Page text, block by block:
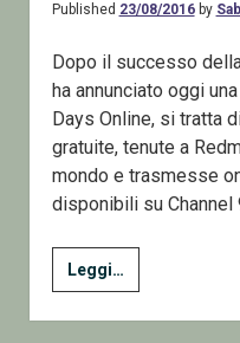
Published 23/08/2016by
Dopo il successo
ha annunciato oggi
Days Online, si tratta
gratuite, tenute a
mondo e trasmesse
disponibili su
Leggi…Tech
Days
Online